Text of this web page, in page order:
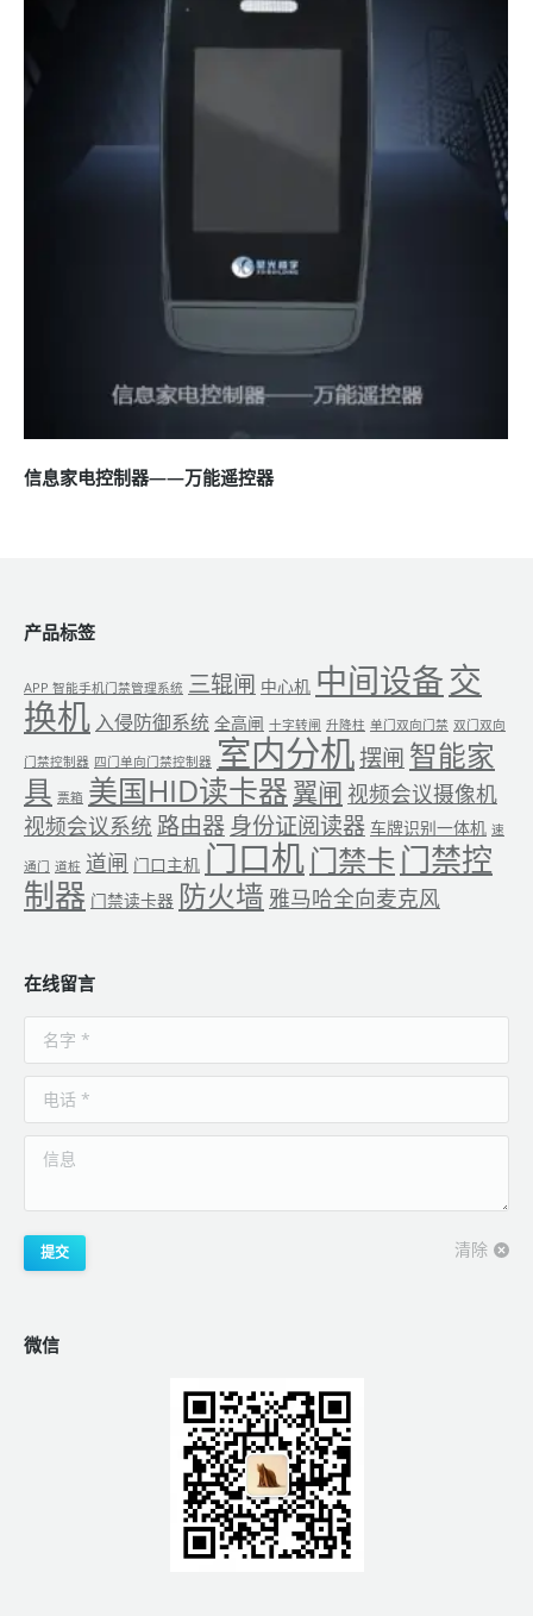
信息家电控制器——万能遥控器
产品标签
APP 智能手机门禁管理系统 三辊闸 中心机 中间设备交
换机 入侵防御系统 全高闸 十字转闸 升降柱 单门双向门禁 双门双向
门禁控制器 四门单向门禁控制器 室内分机摆闸 智能家
具 票箱 美国HID读卡器 翼闸 视频会议摄像机
视频会议系统 路由器 身份证阅读器 车牌识别一体机 速
通门 道桩 道闸 门口主机 门口机门禁卡 门禁控
制器 门禁读卡器 防火墙 雅马哈全向麦克风
在线留言
名字 *
电话 *
信息
提交 清除
微信